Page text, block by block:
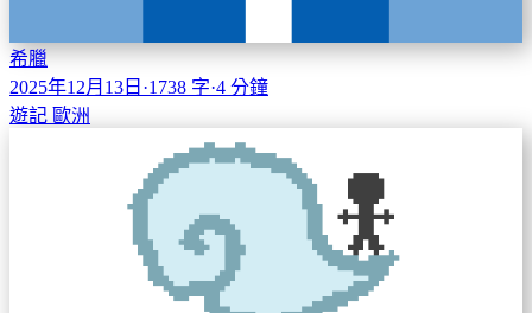
希臘
2025年12月13日 ·1738 字·4 分鐘
遊記 歐洲